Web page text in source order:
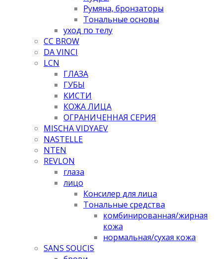
Румяна, бронзаторы
Тональные основы
уход по телу
CC BROW
DA VINCI
LCN
ГЛАЗА
ГУБЫ
КИСТИ
КОЖА ЛИЦА
ОГРАНИЧЕННАЯ СЕРИЯ
MISCHA VIDYAEV
NASTELLE
NTEN
REVLON
глаза
лицо
Консилер для лица
Тональные средства
комбинированная/жирная
кожа
нормальная/cухая кожа
SANS SOUCIS